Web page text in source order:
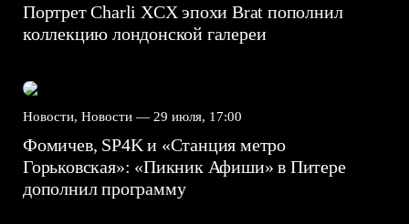
Портрет Charli XCX эпохи Brat пополнил
коллекцию лондонской галереи
Новости, Новости — 29 июля, 17:00
Фомичев, SP4K и «Станция метро
Горьковская»: «Пикник Афиши» в Питере
дополнил программу